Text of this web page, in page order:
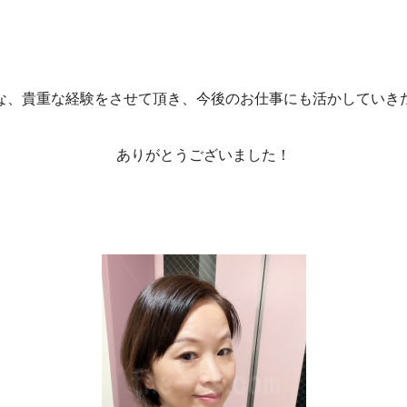
、貴重な経験をさせて頂き、今後のお仕事にも活かしていき
ありがとうございました！